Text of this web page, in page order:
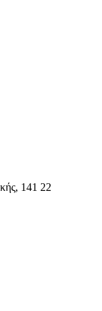
141 22